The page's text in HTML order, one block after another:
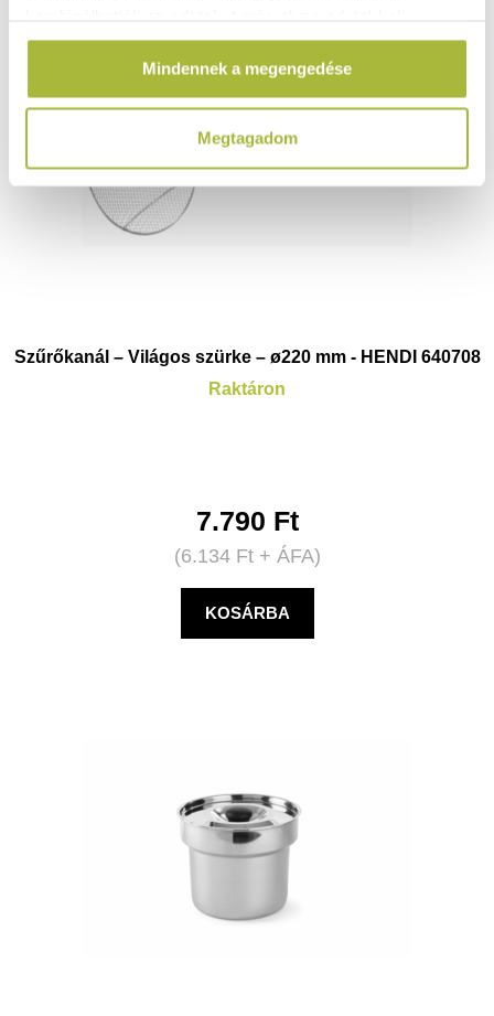
amelyeket Te adtál meg számukra vagy az általad
használt más szolgáltatásokból gyűjtöttek.
Mindennek a megengedése
Megtagadom
Szűrőkanál – Világos szürke – ø220 mm - HENDI 640708
Raktáron
7.790 Ft
(6.134 Ft+ ÁFA)
KOSÁRBA